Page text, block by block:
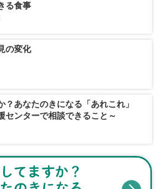
る食事
の変化
？あなたのきになる「あれこれ」
センターで相談できること～